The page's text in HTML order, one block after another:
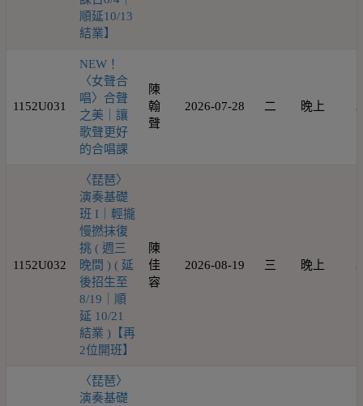
順延10/13
結業】
1152U031
NEW！
〈女聲合
唱〉合聲
之美｜讓
歌聲更好
的合唱課
陳
翰
聲
2026-07-28 二 晚上
1152U032
〈琵琶〉
演奏基礎
班 I｜輕攏
慢撚抹復
挑 ( 週三
晚間 ) ( 延
後招生至
8/19｜順
延 10/21
結業 )【再
2位開班】
陳
佳
容
2026-08-19 三 晚上
〈琵琶〉
演奏基礎